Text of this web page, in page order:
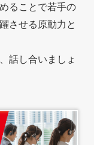
ることで若手の
させる原動力と
話し合いましょ